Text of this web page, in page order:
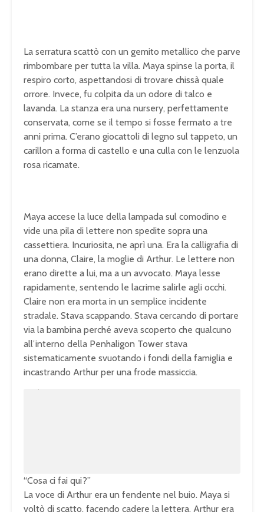
La serratura scattò con un gemito metallico che parve
rimbombare per tutta la villa. Maya spinse la porta, il
respiro corto, aspettandosi di trovare chissà quale
orrore. Invece, fu colpita da un odore di talco e
lavanda. La stanza era una nursery, perfettamente
conservata, come se il tempo si fosse fermato a tre
anni prima. C’erano giocattoli di legno sul tappeto, un
carillon a forma di castello e una culla con le lenzuola
rosa ricamate.
Maya accese la luce della lampada sul comodino e
vide una pila di lettere non spedite sopra una
cassettiera. Incuriosita, ne aprì una. Era la calligrafia di
una donna, Claire, la moglie di Arthur. Le lettere non
erano dirette a lui, ma a un avvocato. Maya lesse
rapidamente, sentendo le lacrime salirle agli occhi.
Claire non era morta in un semplice incidente
stradale. Stava scappando. Stava cercando di portare
via la bambina perché aveva scoperto che qualcuno
all’interno della Penhaligon Tower stava
sistematicamente svuotando i fondi della famiglia e
incastrando Arthur per una frode massiccia.
“Cosa ci fai qui?”
La voce di Arthur era un fendente nel buio. Maya si
voltò di scatto, facendo cadere la lettera. Arthur era